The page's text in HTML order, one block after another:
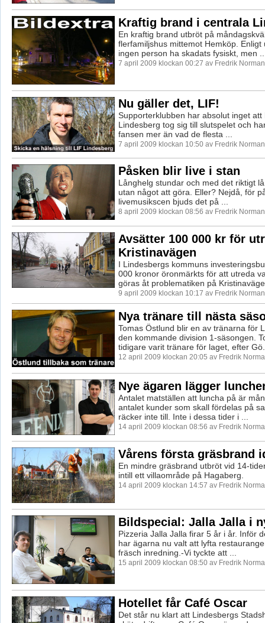
Kraftig brand i centrala
En kraftig brand utbröt på
flerfamiljshus mittemot Hemköp. Enligt
ingen person ha skadats fysiskt, men
7 april 2009 klockan 00:27 av Fredrik Norman
Nu gäller det, LIF!
Supporterklubben har absolut inget att
Lindesberg tog sig till slutspelet och
fansen mer än vad de flesta ...
7 april 2009 klockan 10:50 av Fredrik Norman
Påsken blir live i stan
Långhelg stundar och med det riktigt
utan något att göra. Eller? Nejdå, för
livemusikscen bjuds det på ...
8 april 2009 klockan 08:56 av Fredrik Norman
Avsätter 100 000 kr för
Kristinavägen
I Lindesbergs kommuns
000 kronor öronmärkts för att utreda
göras åt problematiken på
9 april 2009 klockan 10:17 av Fredrik Norman
Nya tränare till nästa
Tomas Östlund blir en av tränarna för
den kommande division 1-säsongen.
tidigare varit tränare för laget, efter
12 april 2009 klockan 20:05 av Fredrik
Nye ägaren lägger
Antalet matställen att luncha på är
antalet kunder som skall fördelas på
räcker inte till. Inte i dessa tider i ...
14 april 2009 klockan 08:56 av Fredrik
Vårens första gräsbrand
En mindre gräsbrand utbröt vid 14-
intill ett villaområde på Hagaberg.
14 april 2009 klockan 14:57 av Fredrik
Bildspecial: Jalla Jalla i
Pizzeria Jalla Jalla firar 5 år i år. Inför
har ägarna nu valt att lyfta
fräsch inredning.-Vi tyckte att ...
15 april 2009 klockan 08:50 av Fredrik
Hotellet får Café Oscar
Det står nu klart att Lindesbergs